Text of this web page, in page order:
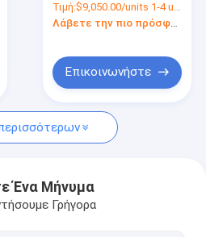
εμπορεύματα να
ξεφορτωθούν από
κατασκευής
ντάμπινγκ ημιτελόνι
Τιμή:$9,050.00/units 1-4 units
Επικοινωνήστε
Ένα Μήνυμα
Γρήγορα